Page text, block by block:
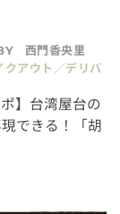
西門香央里
アウト／デリバ
】台湾屋台の
できる！「胡